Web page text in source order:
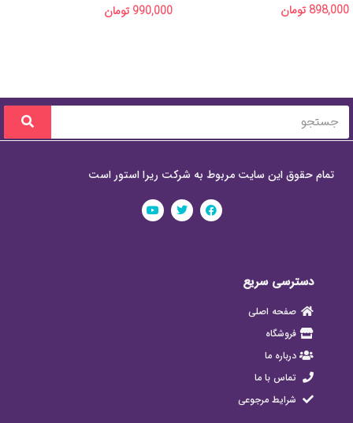
898,000 تومان
990,000 تومان
تمام حقوق این سایت مربوط به شرکت ریرا استور است
دسترسی سریع
صفحه اصلی
فروشگاه
درباره ما
تماس با ما
شرایط مرجوعی